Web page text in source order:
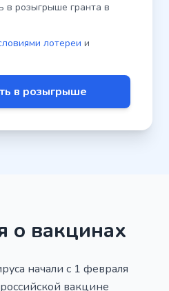
в розыгрыше гранта в
лотереи и
в розыгрыше
о вакцинах
начали с 1 февраля
вакцине